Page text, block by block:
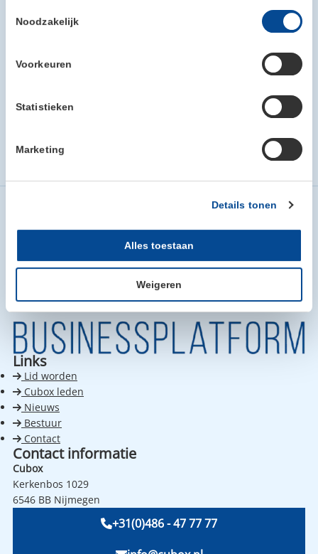
Noodzakelijk
Voorkeuren
Statistieken
Marketing
Details tonen
Alles toestaan
Weigeren
Links
Lid worden
Cubox leden
Nieuws
Bestuur
Contact
Contact informatie
Cubox
Kerkenbos 1029
6546 BB Nijmegen
+31(0)486 - 47 77 77